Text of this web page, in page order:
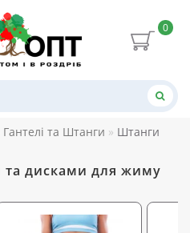
0
Гантелі та Штанги Штанги
дисками для жиму